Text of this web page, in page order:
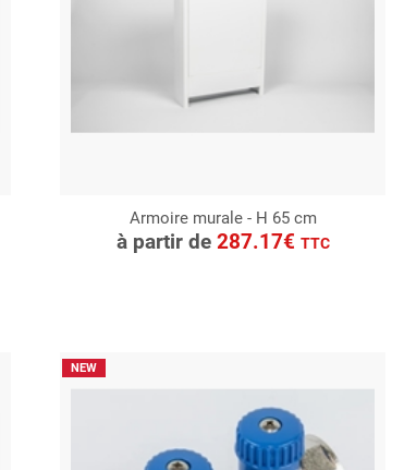
Armoire murale - H 65 cm
à partir de 287.17€ TTC
CONSULTER
Demande de devis
NEW